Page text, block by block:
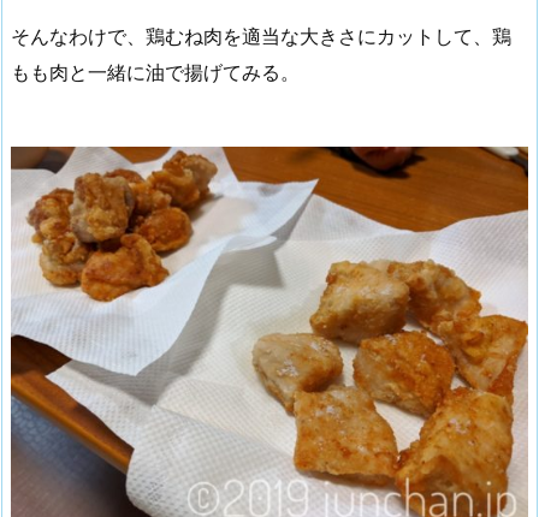
そんなわけで、鶏むね肉を適当な大きさにカットして、鶏
もも肉と一緒に油で揚げてみる。